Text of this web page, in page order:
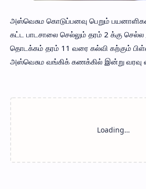
அஸ்வெசும கொடுப்பனவு பெறும்
கட்ட பாடசாலை செல்லும் தரம் 2 க்கு
தொடக்கம் தரம் 11 வரை கல்வி கற்கும்
அஸ்வெசும வங்கிக் கணக்கில் இன்று வரவு